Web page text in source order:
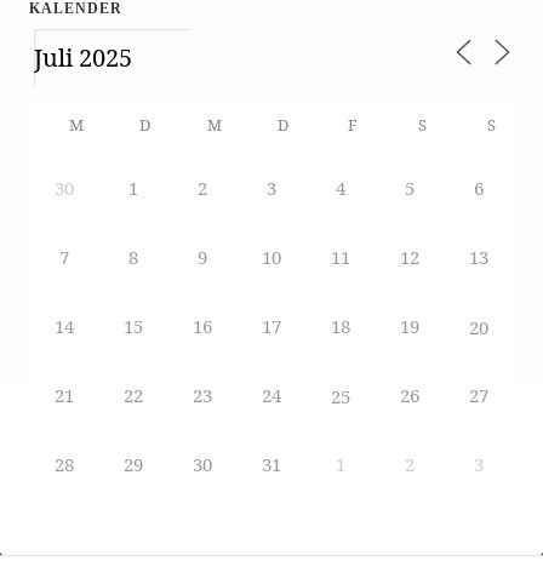
KALENDER
M D M D F S S
30 1 2 3 4 5 6
7 8 9 10 11 12 13
14 15 16 17 18 19 20
21 22 23 24 25 26 27
28 29 30 31 1 2 3